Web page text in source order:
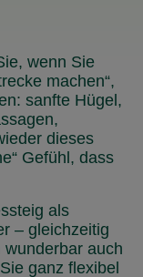
wenn Sie
machen“,
sanfte Hügel,
dieses
Gefühl, dass
als
– gleichzeitig
wunderbar auch
ganz flexibel